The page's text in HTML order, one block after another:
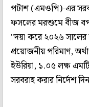
পটাশ (এমওপি)-এর
ফসলের মরশুমে বীজ
"দয়া করে ২০২৬ সালের
প্রয়োজনীয় পরিমাণ,
ইউরিয়া, ১.০৫ লক্ষ
সরবরাহ করার নির্দেশ